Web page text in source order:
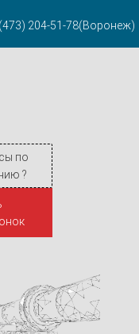
204-51-78(Воронеж)
по
?